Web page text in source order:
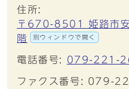
住所:
〒670-8501 姫路市
階
別ウィンドウで開く
電話番号: 079-221-
ファクス番号: 079-